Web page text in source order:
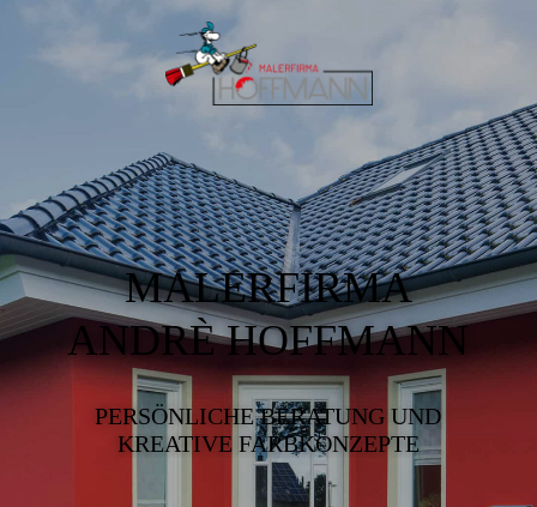
MALERFIRMA
ANDRÈ HOFFMANN
PERSÖNLICHE BERATUNG UND
KREATIVE FARBKONZEPTE